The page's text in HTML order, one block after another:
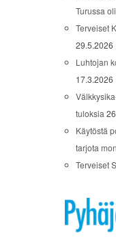
Turussa
Terveiset
29.5.2026
Luhtojan
17.3.2026
tuloksia
Käytöstä
tarjota
Terveiset